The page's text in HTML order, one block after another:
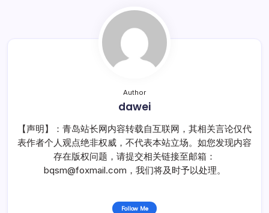
Author
dawei
【声明】：青岛站长网内容转载自互联网，其相关言论仅代
表作者个人观点绝非权威，不代表本站立场。如您发现内容
存在版权问题，请提交相关链接至邮箱：
bqsm@foxmail.com，我们将及时予以处理。
Follow Me